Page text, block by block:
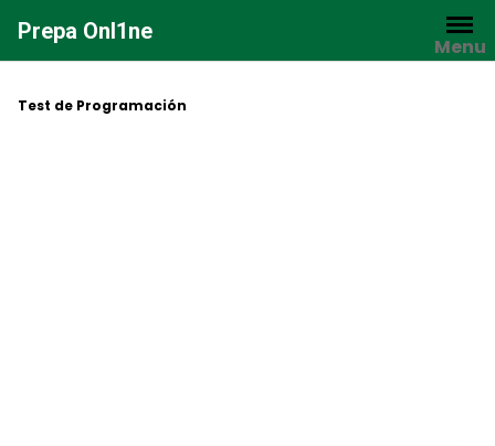
contenido
Prepa Onl1ne
Menu
Test de Programación